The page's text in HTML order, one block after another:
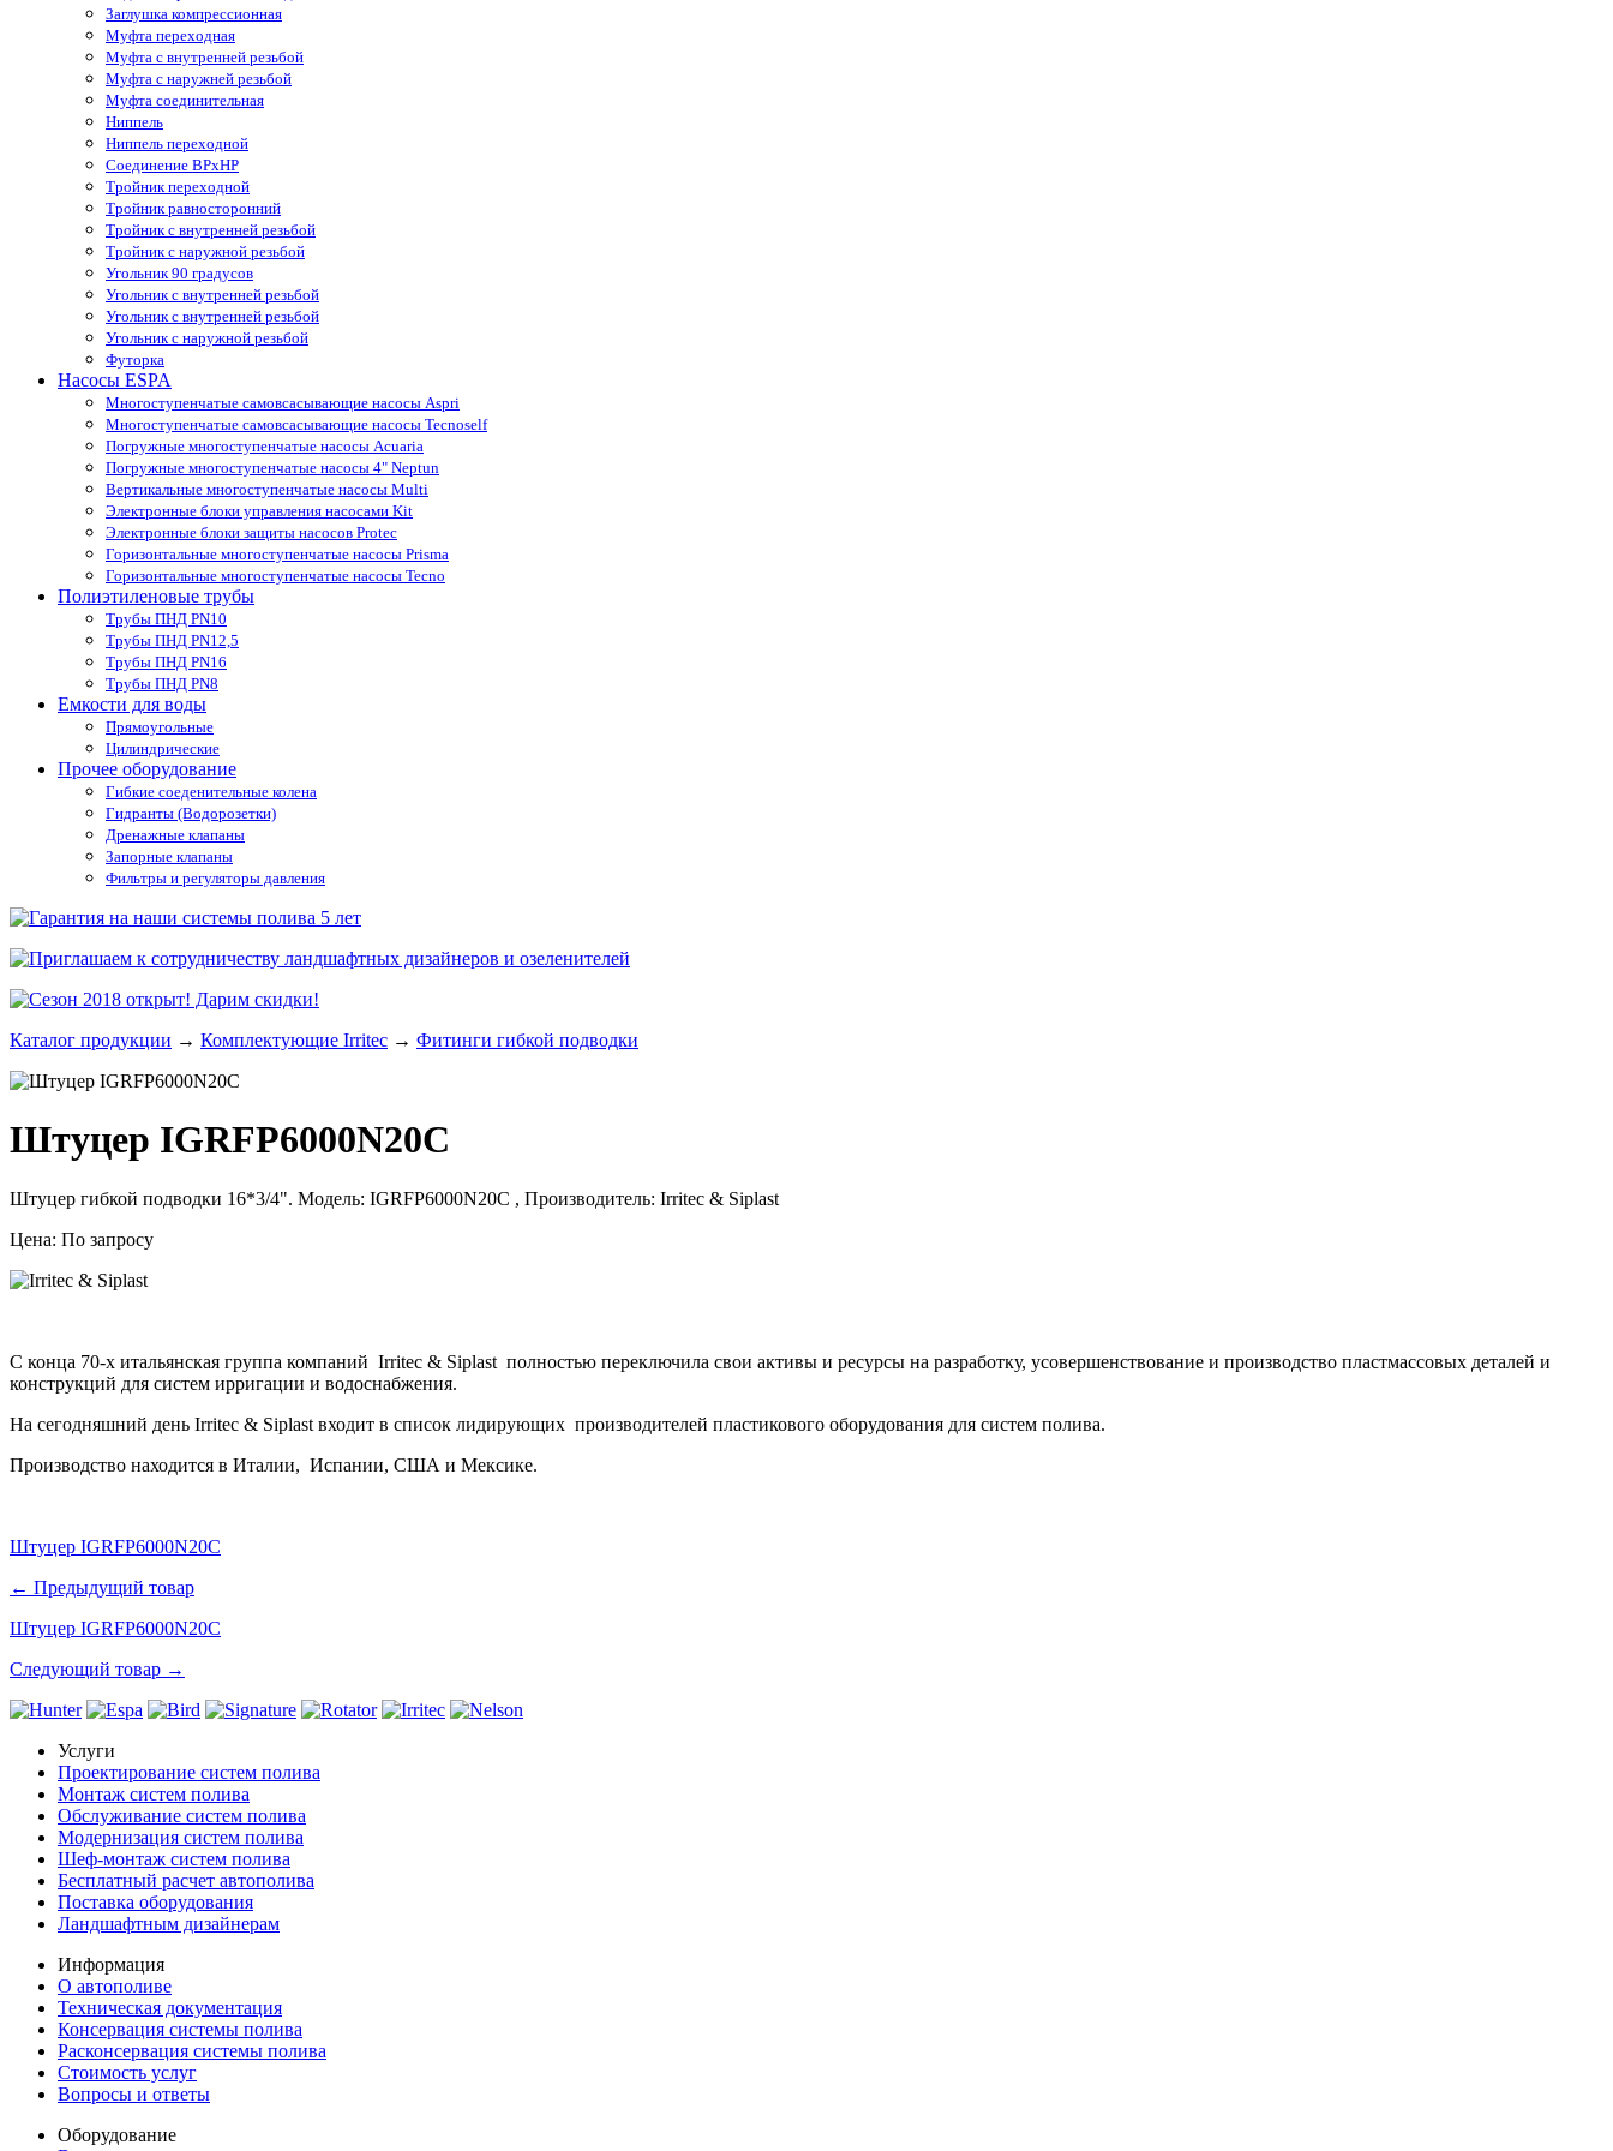
Заглушка компрессионная
Муфта переходная
Муфта с внутренней резьбой
Муфта с наружней резьбой
Муфта соединительная
Ниппель
Ниппель переходной
Соединение ВРхНР
Тройник переходной
Тройник равносторонний
Тройник с внутренней резьбой
Тройник с наружной резьбой
Угольник 90 градусов
Угольник c внутренней резьбой
Угольник с внутренней резьбой
Угольник с наружной резьбой
Футорка
Насосы ESPA
Многоступенчатые самовсасывающие насосы Aspri
Многоступенчатые самовсасывающие насосы Tecnoself
Погружные многоступенчатые насосы Acuaria
Погружные многоступенчатые насосы 4" Neptun
Вертикальные многоступенчатые насосы Multi
Электронные блоки управления насосами Kit
Электронные блоки защиты насосов Protec
Горизонтальные многоступенчатые насосы Prisma
Горизонтальные многоступенчатые насосы Tecno
Полиэтиленовые трубы
Трубы ПНД PN10
Трубы ПНД PN12,5
Трубы ПНД PN16
Трубы ПНД PN8
Емкости для воды
Прямоугольные
Цилиндрические
Прочее оборудование
Гибкие соеденительные колена
Гидранты (Водорозетки)
Дренажные клапаны
Запорные клапаны
Фильтры и регуляторы давления
Каталог продукции → Комплектующие Irritec → Фитинги гибкой подводки
Штуцер IGRFP6000N20C
Штуцер гибкой подводки 16*3/4". Модель: IGRFP6000N20C , Производитель: Irritec & Siplast
Цена: По запросу
С конца 70-х итальянская группа компаний Irritec & Siplast полностью переключила свои активы и ресурсы на разработку, усовершенствование и производство пластмассовых деталей и
конструкций для систем ирригации и водоснабжения.
На сегодняшний день Irritec & Siplast входит в список лидирующих производителей пластикового оборудования для систем полива.
Производство находится в Италии, Испании, США и Мексике.
Штуцер IGRFP6000N20C
← Предыдущий товар
Штуцер IGRFP6000N20C
Следующий товар →
Услуги
Проектирование систем полива
Монтаж систем полива
Обслуживание систем полива
Модернизация систем полива
Шеф-монтаж систем полива
Бесплатный расчет автополива
Поставка оборудования
Ландшафтным дизайнерам
Информация
О автополиве
Техническая документация
Консервация системы полива
Расконсервация системы полива
Стоимость услуг
Вопросы и ответы
Оборудование